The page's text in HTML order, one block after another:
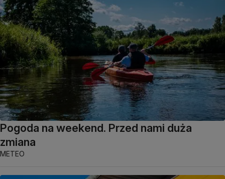
Pogoda na weekend. Przed nami duża
zmiana
METEO